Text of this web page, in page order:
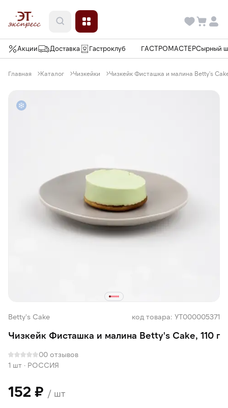
Акции Доставка Гастроклуб ГАСТРОМАСТЕРСырный
Главная Каталог Чизкейки Чизкейк Фисташка и малина Betty's
Betty's Cake код товара: УТ000005371
Чизкейк Фисташка и малина Betty's Cake, 110 г
00 отзывов
1 шт · РОССИЯ
152 ₽ / шт